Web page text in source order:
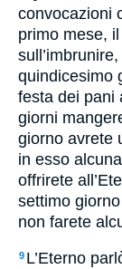
convocazioni
primo mese,
quindicesimo
festa dei pani
giorni
giorno avrete
in esso
offrirete
settimo
non farete
9 L’Eterno